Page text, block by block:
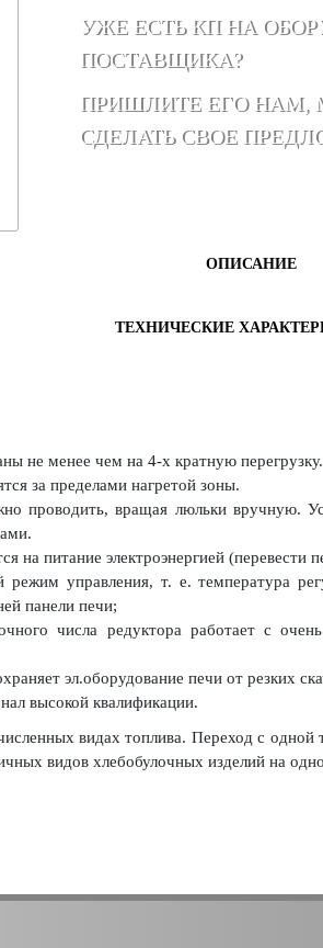
УЖЕ ЕСТЬ КП НА
ПОСТАВЩИКА?
ПРИШЛИТЕ ЕГО НАМ,
СДЕЛАТЬ СВОЕ
ОПИСАНИЕ
ТЕХНИЧЕСКИЕ
не менее чем на 4-х кратную перегрузку.
за пределами нагретой зоны.
проводить, вращая люльки вручную.
на питание электроэнергией (перевести
управления, т. е. температура
панели печи;
числа редуктора работает с
эл.оборудование печи от резких
высокой квалификации.
видах топлива. Переход с
видов хлебобулочных изделий на